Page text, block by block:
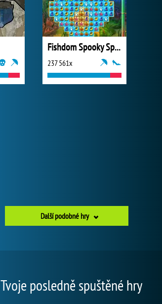
Fishdom Spooky Splash
237 561x
Další podobné hry
Tvoje posledně spuštěné hry